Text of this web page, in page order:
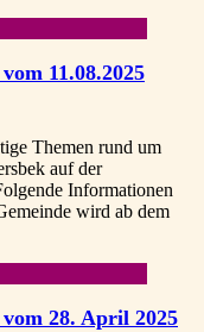
11.08.2025
Themen rund um
auf der
Informationen
wird ab dem
28. April 2025